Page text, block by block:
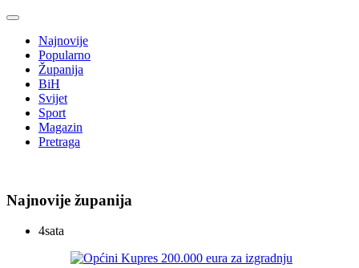
Najnovije
Popularno
Županija
BiH
Svijet
Sport
Magazin
Pretraga
Najnovije županija
4sata